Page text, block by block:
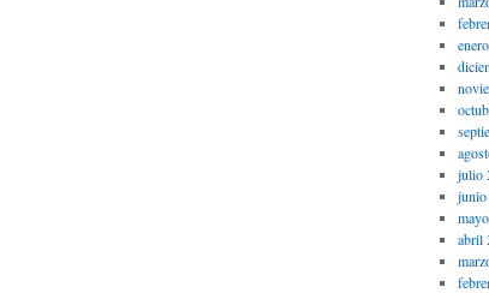
julio
junio
abril